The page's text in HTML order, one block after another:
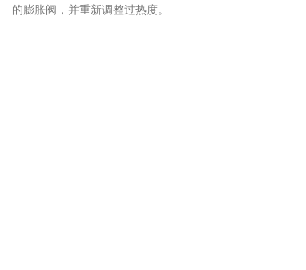
的膨胀阀，并重新调整过热度。